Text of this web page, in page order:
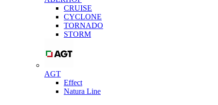
CRUISE
CYCLONE
TORNADO
STORM
AGT
Effect
Natura Line